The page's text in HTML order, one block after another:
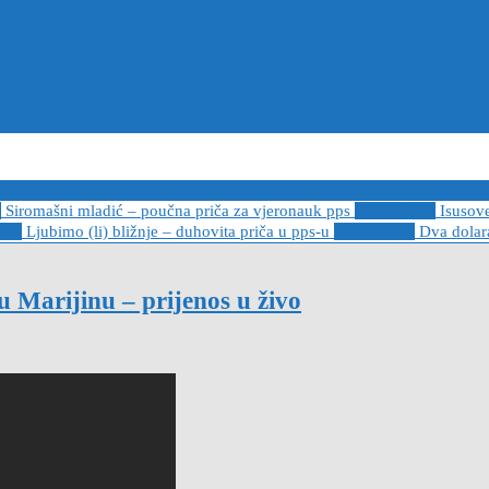
Siromašni mladić – poučna priča za vjeronauk pps
Ljubimo (li) bližnje – duhovita priča u pps-u
Dva
Marijinu – prijenos u živo